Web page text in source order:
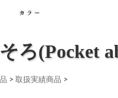
ろ(Pocket
> 取扱実績商品 >